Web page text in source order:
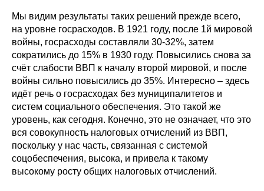
Мы видим результаты таких решений прежде всего,
на уровне госрасходов. В 1921 году, после 1й мировой
войны, госрасходы составляли 30-32%, затем
сократились до 15% в 1930 году. Повысились снова за
счёт слабости ВВП к началу второй мировой, и после
войны сильно повысились до 35%. Интересно – здесь
идёт речь о госрасходах без муниципалитетов и
систем социального обеспечения. Это такой же
уровень, как сегодня. Конечно, это не означает, что это
вся совокупность налоговых отчислений из ВВП,
поскольку у нас часть, связанная с системой
соцобеспечения, высока, и привела к такому
высокому росту общих налоговых отчислений.